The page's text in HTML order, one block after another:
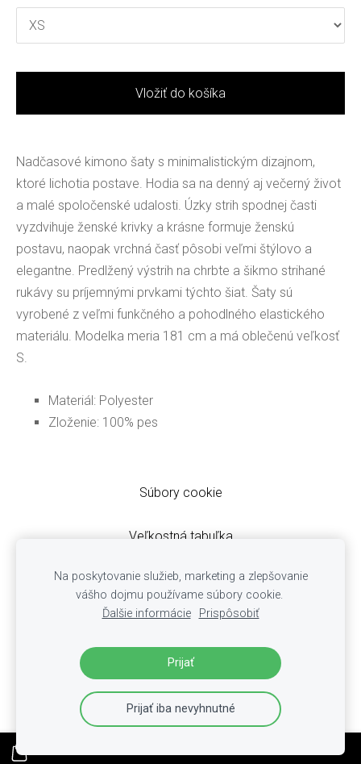
Vložiť do košíka
Nadčasové kimono šaty s minimalistickým dizajnom,
ktoré lichotia postave. Hodia sa na denný aj večerný život
a malé spoločenské udalosti. Úzky strih spodnej časti
vyzdvihuje ženské krivky a krásne formuje ženskú
postavu, naopak vrchná časť pôsobi veľmi štýlovo a
elegantne. Predlžený výstrih na chrbte a šikmo strihané
rukávy su príjemnými prvkami týchto šiat. Šaty sú
vyrobené z veľmi funkčného a pohodlného elastického
materiálu. Modelka meria 181 cm a má oblečenú veľkosť
S.
Materiál: Polyester
Zloženie: 100% pes
Súbory cookie
Veľkostná tabuľka
Ochrana osobných údajov
Cookies
Reklamácie
Doručovanie zásielok
Na poskytovanie služieb, marketing a zlepšovanie
vášho dojmu používame súbory cookie.
Ďalšie informácie
Prispôsobiť
Prijať
Prijať iba nevyhnutné